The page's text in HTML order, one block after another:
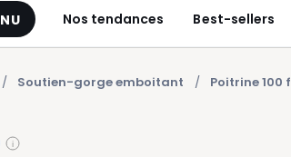
Nos tendances Best-sellers
Soutien-gorge emboitant Poitrine 100 f